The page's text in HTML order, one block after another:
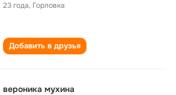
23 года, Горловка
Добавить в друзья
вероника мухина